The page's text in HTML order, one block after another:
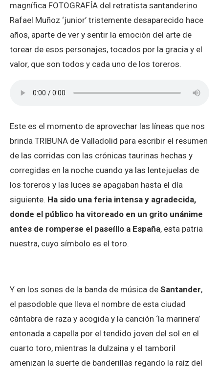
magnífica FOTOGRAFÍA del retratista santanderino
Rafael Muñoz ‘junior’ tristemente desaparecido hace
años, aparte de ver y sentir la emoción del arte de
torear de esos personajes, tocados por la gracia y el
valor, que son todos y cada uno de los toreros.
Este es el momento de aprovechar las líneas que nos
brinda TRIBUNA de Valladolid para escribir el resumen
de las corridas con las crónicas taurinas hechas y
corregidas en la noche cuando ya las lentejuelas de
los toreros y las luces se apagaban hasta el día
siguiente. Ha sido una feria intensa y agradecida,
donde el público ha vitoreado en un grito unánime
antes de romperse el paseíllo a España, esta patria
nuestra, cuyo símbolo es el toro.
Y en los sones de la banda de música de Santander,
el pasodoble que lleva el nombre de esta ciudad
cántabra de raza y acogida y la canción ‘la marinera’
entonada a capella por el tendido joven del sol en el
cuarto toro, mientras la dulzaina y el tamboril
amenizan la suerte de banderillas regando la raíz del